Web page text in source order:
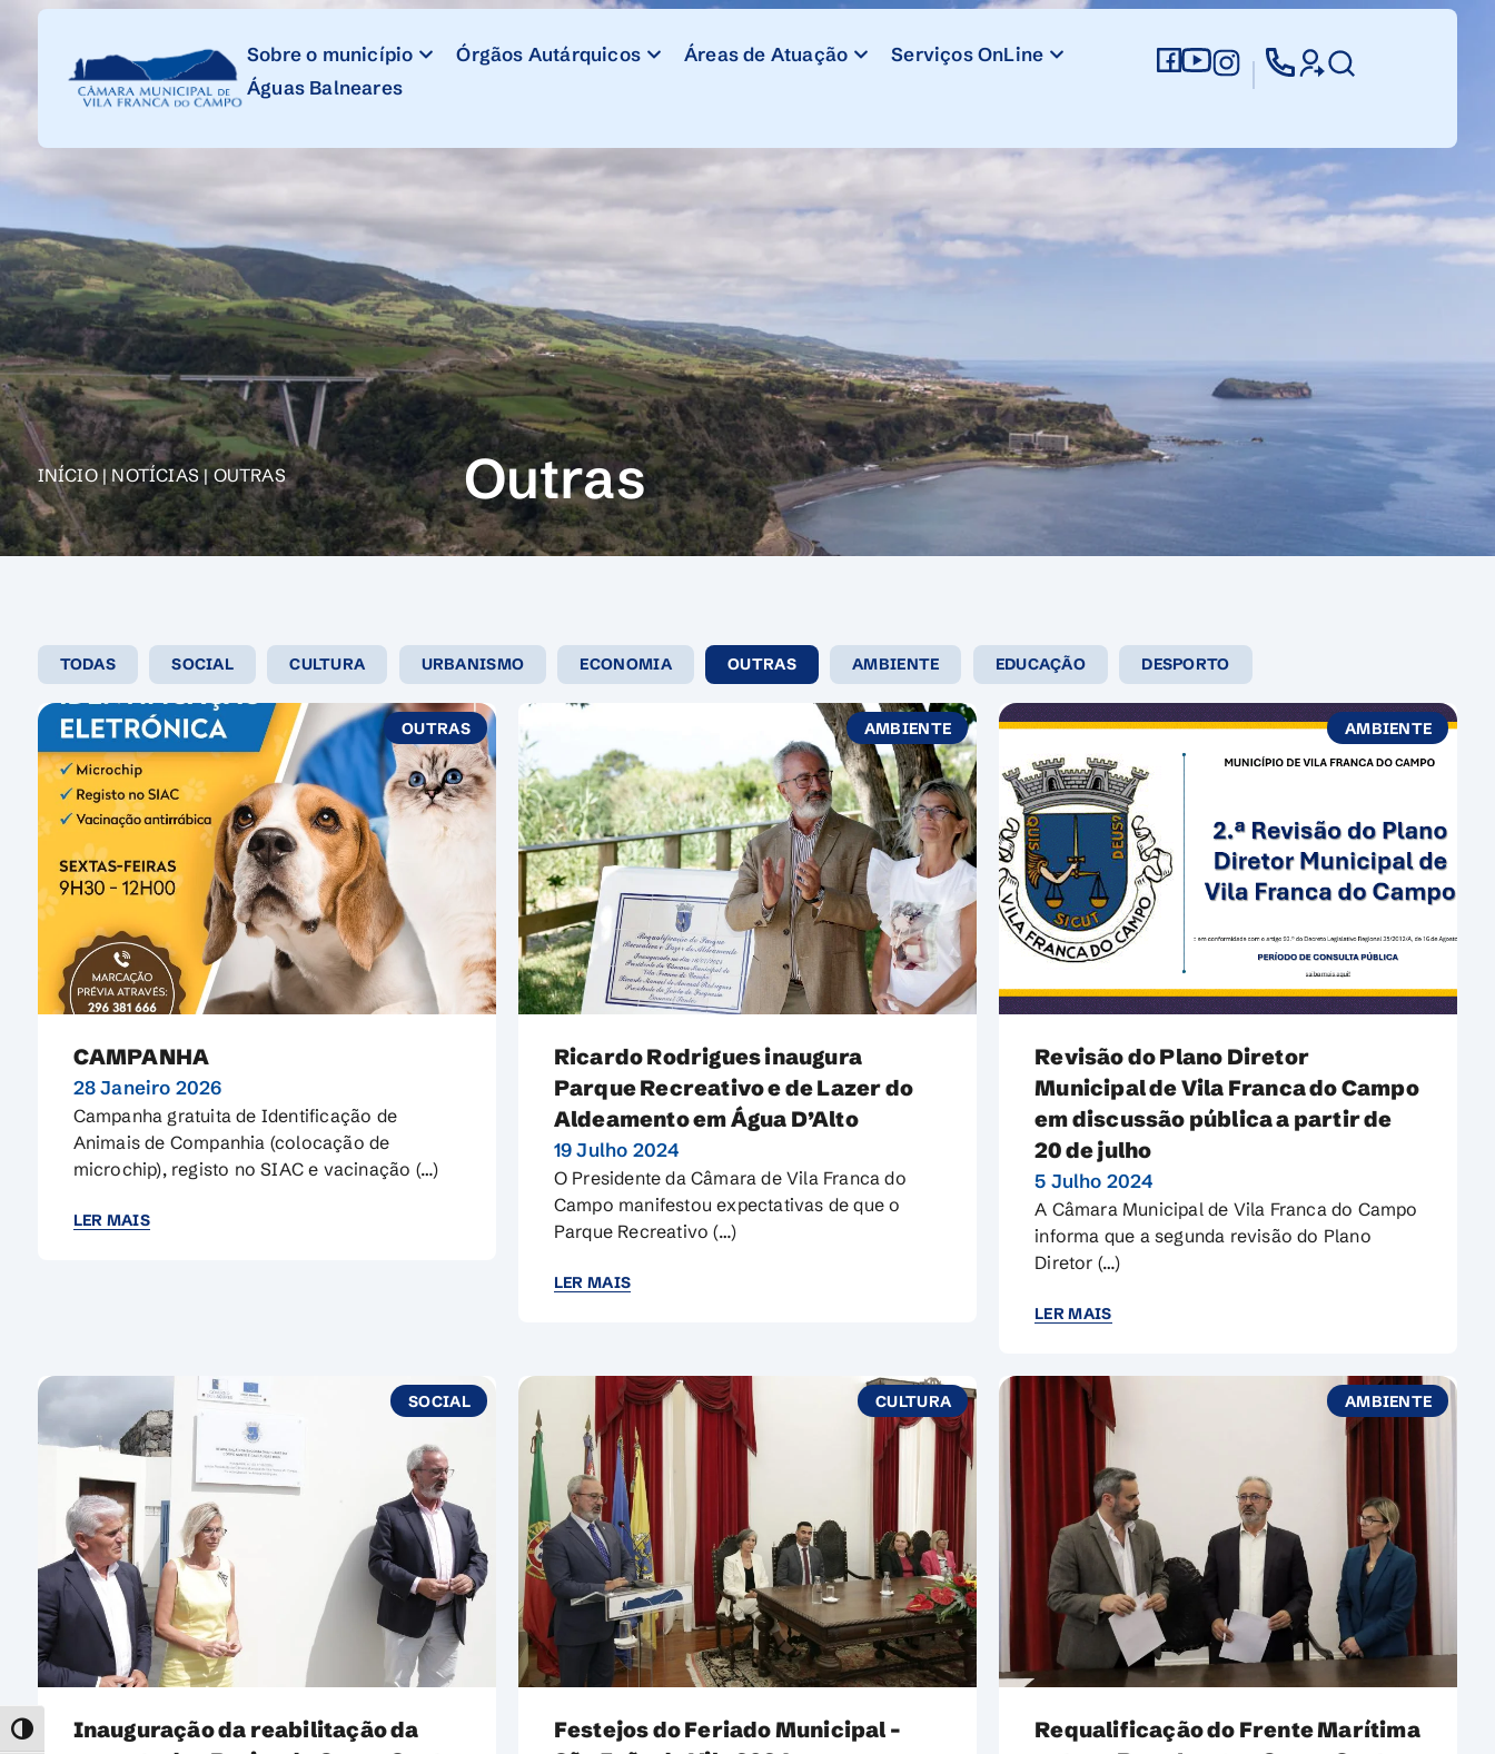
Skip
Content
TOGGLE HIGH CONTRAST
Sobre o município Órgãos Autárquicos Áreas de Atuação
Serviços OnLine
Águas Balneares
INÍCIO|NOTÍCIAS|OUTRAS Outras
TODAS SOCIAL CULTURA URBANISMO ECONOMIA OUTRAS AMBIENTE EDUCAÇÃO
DESPORTO
FILTRAR
OUTRAS
CAMPANHA
28 Janeiro 2026
Campanha gratuita de Identificação de
Animais de Companhia (colocação de
microchip), registo no SIAC e vacinação (…)
LER MAIS
AMBIENTE
Ricardo Rodrigues inaugura
Parque Recreativo e de Lazer do
Aldeamento em Água D’Alto
19 Julho 2024
O Presidente da Câmara de Vila Franca do
Campo manifestou expectativas de que o
Parque Recreativo (…)
LER MAIS
AMBIENTE
Revisão do Plano Diretor
Municipal de Vila Franca do Campo
em discussão pública a partir de
20 de julho
5 Julho 2024
A Câmara Municipal de Vila Franca do Campo
informa que a segunda revisão do Plano
Diretor (…)
LER MAIS
SOCIAL
Inauguração da reabilitação da
CULTURA
Festejos do Feriado Municipal –
AMBIENTE
Requalificação do Frente Marítima